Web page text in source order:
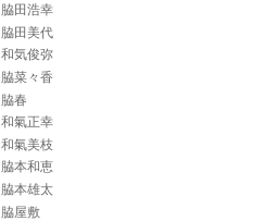
脇田浩幸
脇田美代
和気俊弥
脇菜々香
脇春
和氣正幸
和氣美枝
脇本和恵
脇本雄太
脇屋敷